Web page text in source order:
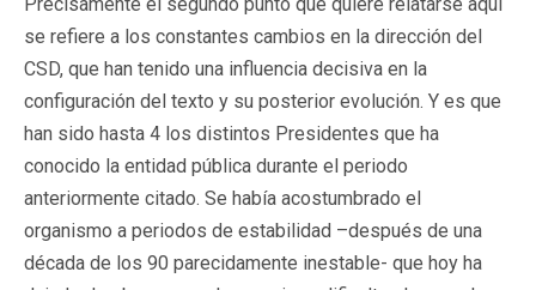
se refiere a los constantes cambios en la dirección del
CSD, que han tenido una influencia decisiva en la
configuración del texto y su posterior evolución. Y es que
han sido hasta 4 los distintos Presidentes que ha
conocido la entidad pública durante el periodo
anteriormente citado. Se había acostumbrado el
organismo a periodos de estabilidad –después de una
década de los 90 parecidamente inestable- que hoy ha